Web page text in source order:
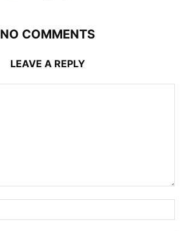
NO COMMENTS
LEAVE A REPLY